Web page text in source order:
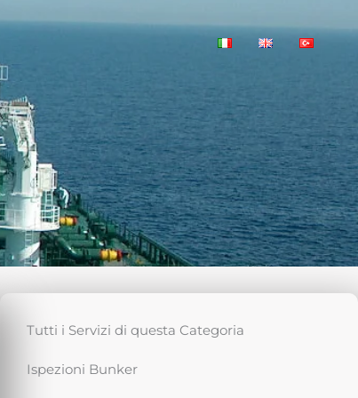
Tutti i Servizi di questa Categoria
Ispezioni Bunker